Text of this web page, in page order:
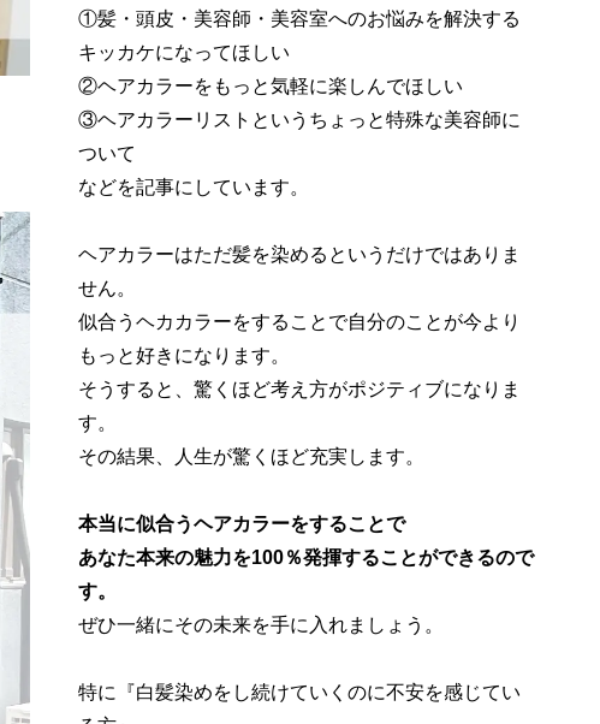
①髪・頭皮・美容師・美容室へのお悩みを解決する
キッカケになってほしい
②ヘアカラーをもっと気軽に楽しんでほしい
③ヘアカラーリストというちょっと特殊な美容師に
ついて
などを記事にしています。
ヘアカラーはただ髪を染めるというだけではありま
せん。
似合うヘカカラーをすることで自分のことが今より
もっと好きになります。
そうすると、驚くほど考え方がポジティブになりま
す。
その結果、人生が驚くほど充実します。
本当に似合うヘアカラーをすることで
あなた本来の魅力を100％発揮することができるので
す。
ぜひ一緒にその未来を手に入れましょう。
特に『白髪染めをし続けていくのに不安を感じてい